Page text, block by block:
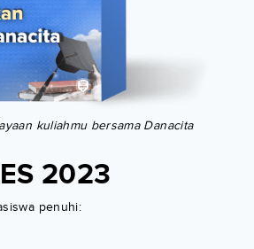
kuliahmu bersama Danacita
2023
penuhi: